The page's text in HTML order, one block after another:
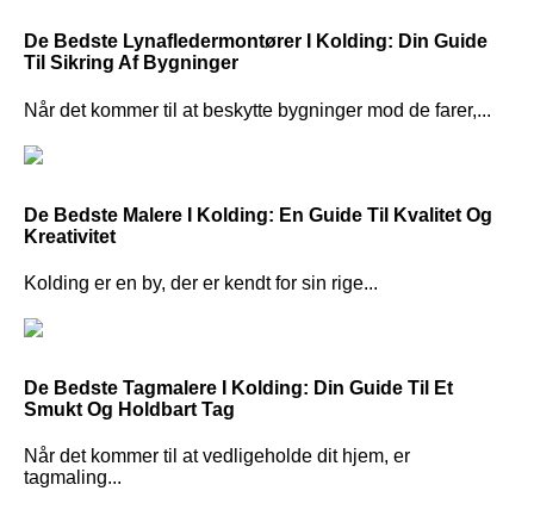
De Bedste Lynafledermontører I Kolding: Din Guide
Til Sikring Af Bygninger
Når det kommer til at beskytte bygninger mod de farer,...
De Bedste Malere I Kolding: En Guide Til Kvalitet Og
Kreativitet
Kolding er en by, der er kendt for sin rige...
De Bedste Tagmalere I Kolding: Din Guide Til Et
Smukt Og Holdbart Tag
Når det kommer til at vedligeholde dit hjem, er
tagmaling...